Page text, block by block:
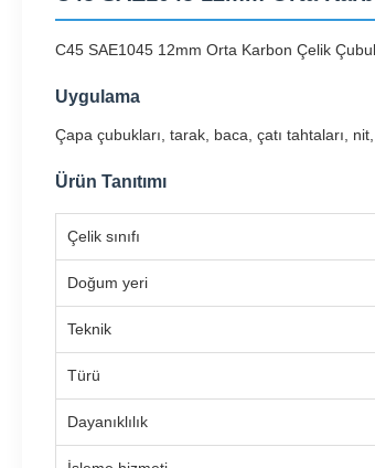
C45 SAE1045 12mm Orta Karbon Çelik
Uygulama
Çapa çubukları, tarak, baca, çatı tahtaları,
Ürün Tanıtımı
Çelik sınıfı
Doğum yeri
Teknik
Türü
Dayanıklılık